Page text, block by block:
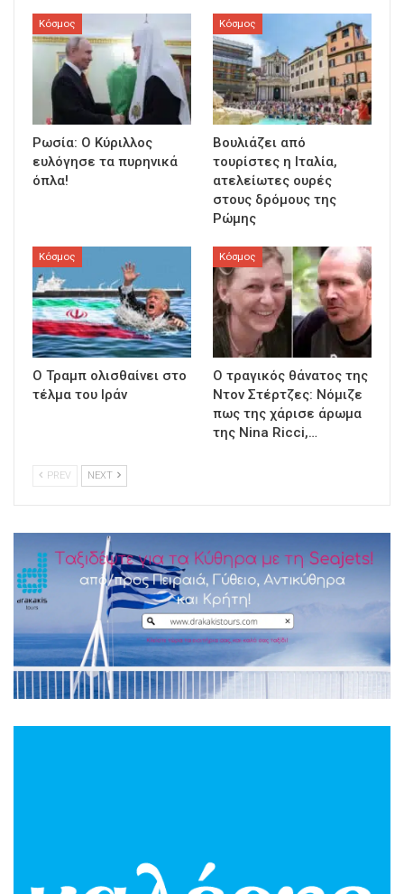
Κόσμος
Ρωσία: Ο Κύριλλος
ευλόγησε τα πυρηνικά
όπλα!
Κόσμος
Βουλιάζει από
τουρίστες η Ιταλία,
ατελείωτες ουρές
στους δρόμους της
Ρώμης
Κόσμος
Ο Τραμπ ολισθαίνει στο
τέλμα του Ιράν
Κόσμος
Ο τραγικός θάνατος της
Ντον Στέρτζες: Νόμιζε
πως της χάρισε άρωμα
της Nina Ricci,…
PREV NEXT